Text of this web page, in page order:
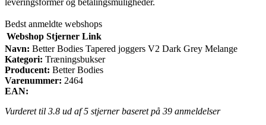
Bedst anmeldte webshops
Webshop Stjerner Link
Navn: Better Bodies Tapered joggers V2 Dark Grey Melange
Kategori: Træningsbukser
Producent: Better Bodies
Varenummer: 2464
EAN:
Vurderet til 3.8 ud af 5 stjerner baseret på 39 anmeldelser